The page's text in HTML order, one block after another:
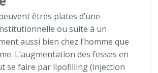
êtres plates d’une
ou suite à un
aussi bien chez l’homme que
L’augmentation des fesses en
se faire par lipofilling (injection